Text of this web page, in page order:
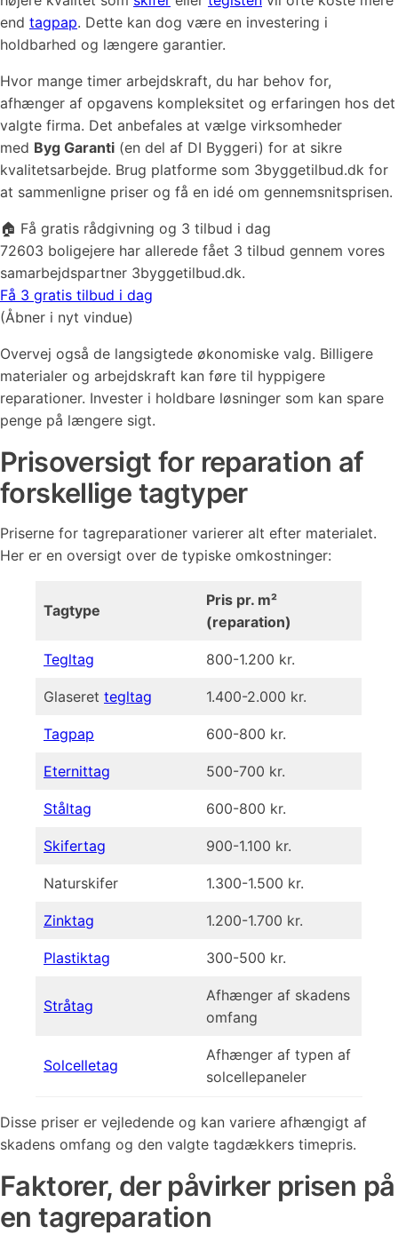
end tagpap. Dette kan dog være en investering i
holdbarhed og længere garantier.
Hvor mange timer arbejdskraft, du har behov for,
afhænger af opgavens kompleksitet og erfaringen hos det
valgte firma. Det anbefales at vælge virksomheder
med Byg Garanti (en del af DI Byggeri) for at sikre
kvalitetsarbejde. Brug platforme som 3byggetilbud.dk for
at sammenligne priser og få en idé om gennemsnitsprisen.
🏠 Få gratis rådgivning og 3 tilbud i dag
72603 boligejere har allerede fået 3 tilbud gennem vores
samarbejdspartner 3byggetilbud.dk.
Få 3 gratis tilbud i dag
(Åbner i nyt vindue)
Overvej også de langsigtede økonomiske valg. Billigere
materialer og arbejdskraft kan føre til hyppigere
reparationer. Invester i holdbare løsninger som kan spare
penge på længere sigt.
Prisoversigt for reparation af
forskellige tagtyper
Priserne for tagreparationer varierer alt efter materialet.
Her er en oversigt over de typiske omkostninger:
Tagtype
Pris pr. m²
(reparation)
Tegltag 800-1.200 kr.
Glaseret tegltag 1.400-2.000 kr.
Tagpap 600-800 kr.
Eternittag 500-700 kr.
Ståltag 600-800 kr.
Skifertag 900-1.100 kr.
Naturskifer 1.300-1.500 kr.
Zinktag 1.200-1.700 kr.
Plastiktag 300-500 kr.
Stråtag
Afhænger af skadens
omfang
Solcelletag
Afhænger af typen af
solcellepaneler
Disse priser er vejledende og kan variere afhængigt af
skadens omfang og den valgte tagdækkers timepris.
Faktorer, der påvirker prisen på
en tagreparation